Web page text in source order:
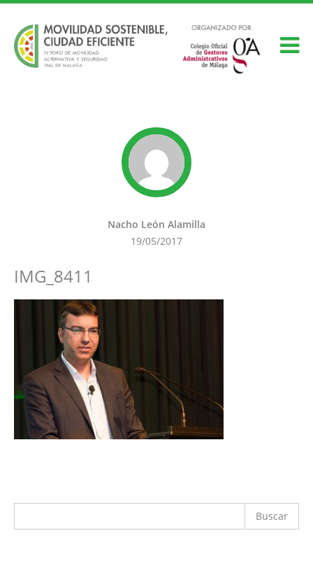
Nacho León Alamilla
19/05/2017
IMG_8411